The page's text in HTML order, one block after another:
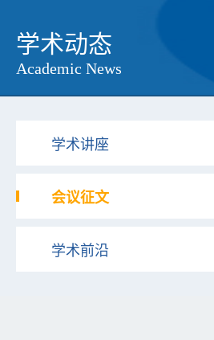
学术动态
Academic News
学术讲座
会议征文
学术前沿